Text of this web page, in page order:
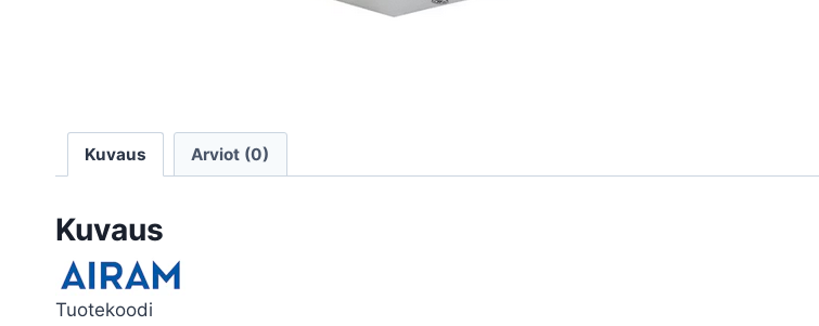
Kuvaus Arviot (0)
Kuvaus
Tuotekoodi